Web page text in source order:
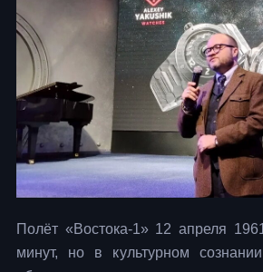
Полёт «Востока-1» 12 апреля
минут, но в культурном